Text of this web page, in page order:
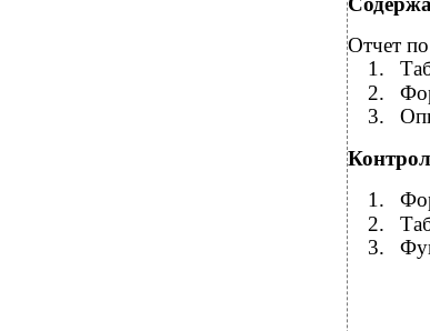
Отчет
1.
2.
3.
1.
2.
3.